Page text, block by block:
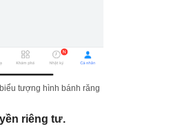
tượng hình bánh răng
riêng tư.